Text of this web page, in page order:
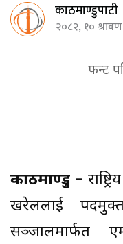
काठमाण्डुपाटी
२०८२, १०
फन्ट
काठमाण्डु –
खरेललाई
सञ्जालमार्फत